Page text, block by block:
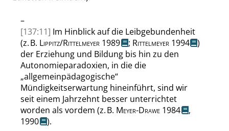
–
[137:11] Im Hinblick auf die Leibgebundenheit
(z. B. Lippitz/Rittelmeyer 1989 ; Rittelmeyer1994
)
der Erziehung und Bildung bis hin zu den
Autonomieparadoxien, in die die
„allgemeinpädagogische“
Mündigkeitserwartung hineinführt, sind wir
seit einem Jahrzehnt besser unterrichtet
worden als vordem (z. B. Meyer-Drawe 1984
,
1990
).